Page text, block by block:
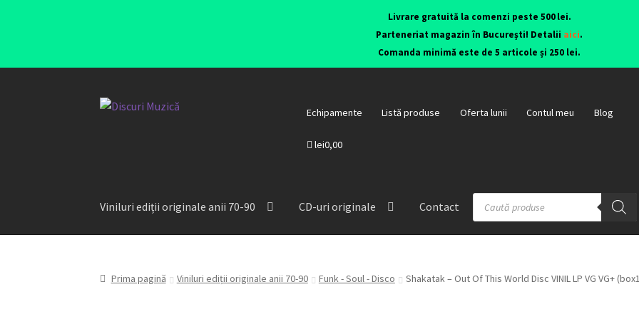
Livrare gratuită la comenzi peste 500 lei.
Parteneriat magazin în București! Detalii aici.
Comanda minimă este de 5 articole și 250 lei.
Echipamente Listă produse Oferta lunii Contul meu Blog
lei0,00
Viniluri ediții originale anii 70-90 CD-uri originale Contact
Prima pagină Viniluri ediții originale anii 70-90 Funk - Soul - Disco Shakatak – Out Of This World Disc VINIL LP VG VG+